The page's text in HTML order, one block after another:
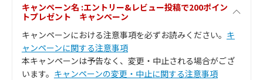
キャンペーン名 :エントリー&レビュー投稿で200ポイン
トプレゼント キャンペーン
キャンペーンにおける注意事項を必ずお読みください。 キ
ャンペーンに関する注意事項
本キャンペーンは予告なく、変更・中止される場合がござ
います。 キャンペーンの変更・中止に関する注意事項